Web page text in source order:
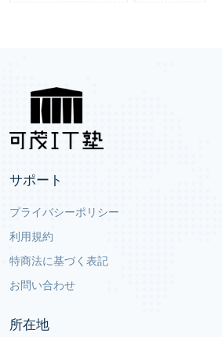
サポート
プライバシーポリシー
利用規約
特商法に基づく表記
お問い合わせ
所在地